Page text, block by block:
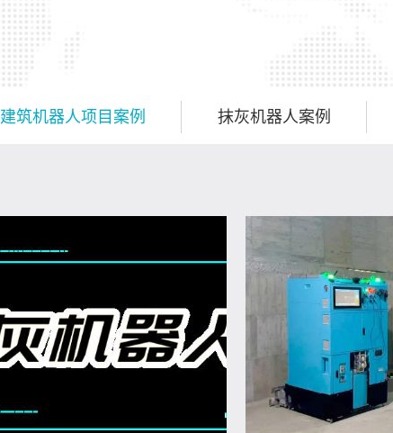
建筑机器人项目案例 抹灰机器人案例